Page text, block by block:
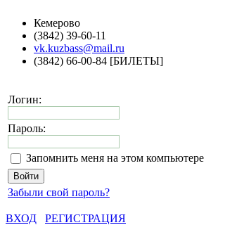
Кемерово
(3842) 39-60-11
vk.kuzbass@mail.ru
(3842) 66-00-84 [БИЛЕТЫ]
Логин:
Пароль:
Запомнить меня на этом компьютере
Забыли свой пароль?
ВХОД
РЕГИСТРАЦИЯ